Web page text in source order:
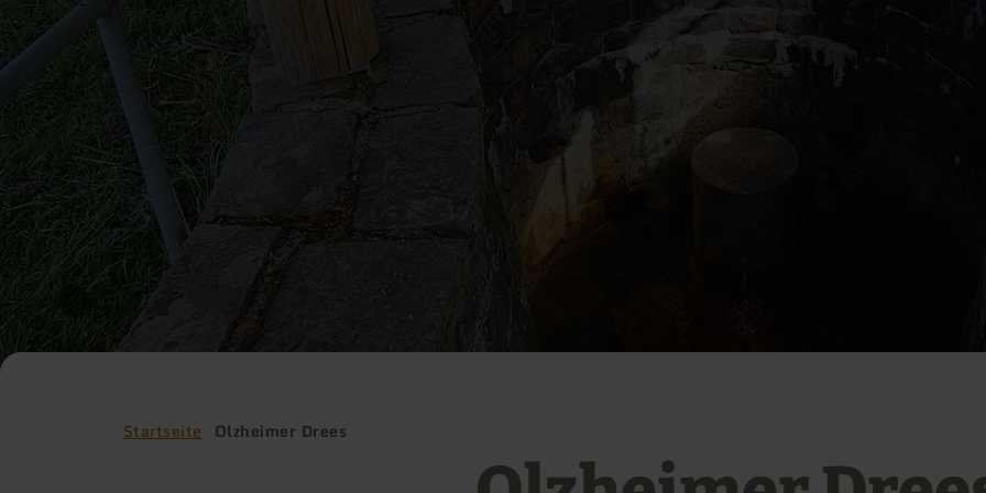
Startseite Olzheimer Drees